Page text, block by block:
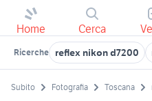
Home Cerca
Ricerche reflex nikon d7200
Subito Fotografia Toscana